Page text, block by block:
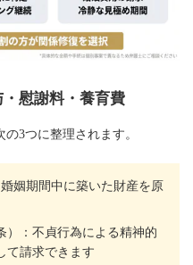
慰謝料・養育費
3つに整理されます。
姻期間中に築いた財産を原
）：不貞行為による精神的
て請求できます